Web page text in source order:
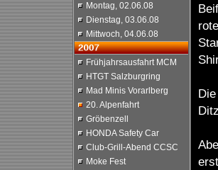
Montag, 02.06.08
Dienstag, 03.06.08
Mittwoch, 04.06.08
Frühjahrsausfahrt MCM
HTGT Salzburgring
Mad Minis Vorarlberg
20. Alpenfahrt
Gröbenzell
HONDA Safety Car
Club-Grill-Abend CCSC
Moke Fest